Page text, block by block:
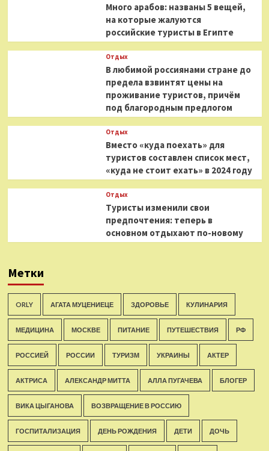
Много арабов: названы 5 вещей,
на которые жалуются
российские туристы в Египте
Отдых
В любимой россиянами стране до
предела взвинтят цены на
проживание туристов, причём
под благородным предлогом
Отдых
Вместо «куда поехать» для
туристов составлен список мест,
«куда не стоит ехать» в 2024 году
Отдых
Туристы изменили свои
предпочтения: теперь в
основном отдыхают по-новому
Метки
ORLY АГАТА МУЦЕНИЕЦЕ ЗДОРОВЬЕ КУЛИНАРИЯ
МЕДИЦИНА МОСКВЕ ПИТАНИЕ ПУТЕШЕСТВИЯ РФ
РОССИЕЙ РОССИИ ТУРИЗМ УКРАИНЫ АКТЕР
АКТРИСА АЛЕКСАНДР МИТТА АЛЛА ПУГАЧЕВА БЛОГЕР
ВИКА ЦЫГАНОВА ВОЗВРАЩЕНИЕ В РОССИЮ
ГОСПИТАЛИЗАЦИЯ ДЕНЬ РОЖДЕНИЯ ДЕТИ ДОЧЬ